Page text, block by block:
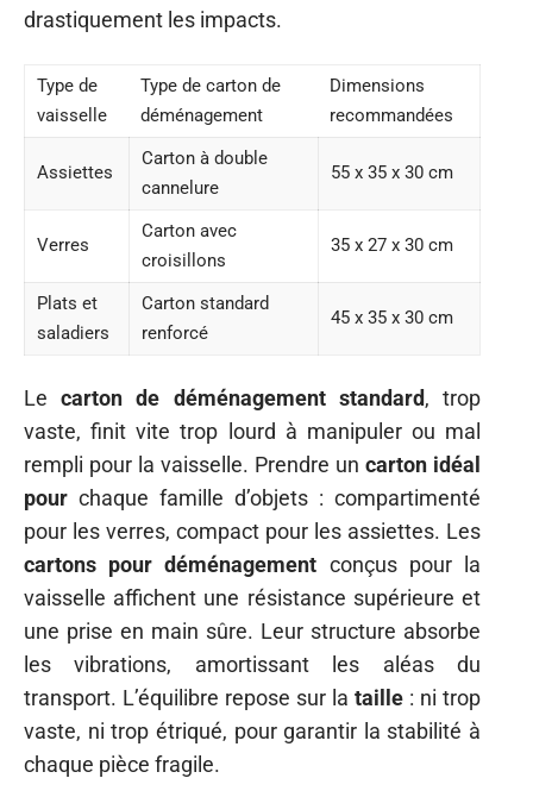
drastiquement les impacts.
Type de
vaisselle
Type de carton de
déménagement
Dimensions
recommandées
Assiettes
Carton à double
cannelure
55 x 35 x 30 cm
Verres
Carton avec
croisillons
35 x 27 x 30 cm
Plats et
saladiers
Carton standard
renforcé
45 x 35 x 30 cm
Lecarton de déménagement standard, trop
vaste, finit vite trop lourd à manipuler ou mal
rempli pour la vaisselle. Prendre un carton idéal
pour chaque famille d’objets : compartimenté
pour les verres, compact pour les assiettes. Les
cartons pour déménagement conçus pour la
vaisselle affichent une résistance supérieure et
une prise en main sûre. Leur structure absorbe
les vibrations, amortissant les aléas du
transport. L’équilibre repose sur la taille : ni trop
vaste, ni trop étriqué, pour garantir la stabilité à
chaque pièce fragile.